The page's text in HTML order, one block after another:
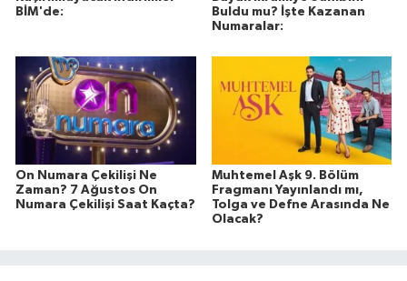
BİM'de:
Buldu mu? İşte Kazanan
Numaralar:
On Numara Çekilişi Ne
Zaman? 7 Ağustos On
Numara Çekilişi Saat Kaçta?
Muhtemel Aşk 9. Bölüm
Fragmanı Yayınlandı mı,
Tolga ve Defne Arasında Ne
Olacak?